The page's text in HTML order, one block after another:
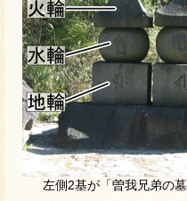
左側2基が「曽我兄弟の